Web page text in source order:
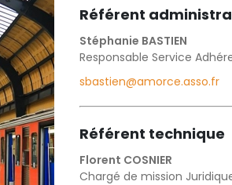
Référent
Stéphanie BASTIEN
Responsable Service
sbastien@amorce.asso.fr
Référent technique
Florent COSNIER
Chargé de mission